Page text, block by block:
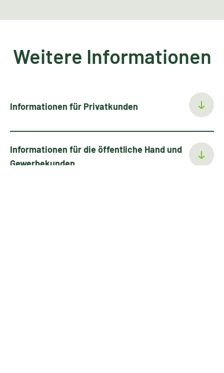
Potenzial, um den Folgen des Klimawandels
Klimaanlagen wirken und überhitzte Gebiete
lokal abkühlen. Durch das Binden von